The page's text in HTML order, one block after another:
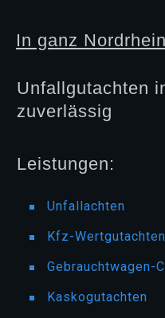
In ganz
Unfallgutachten
zuverlässig
Leistungen:
Unfallachten
Kfz-Wertgutachten
Gebrauchtwagen-
Kaskogutachten